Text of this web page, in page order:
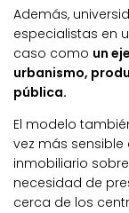
Además,
especialistas en
caso como un
urbanismo,
pública.
El modelo
vez más
inmobiliario
necesidad de
cerca de los